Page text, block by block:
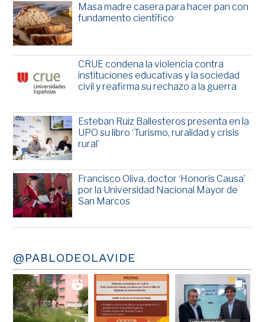
Masa madre casera para hacer pan con
fundamento científico
CRUE condena la violencia contra
instituciones educativas y la sociedad
civil y reafirma su rechazo a la guerra
Esteban Ruiz Ballesteros presenta en la
UPO su libro ‘Turismo, ruralidad y crisis
rural’
Francisco Oliva, doctor ‘Honoris Causa’
por la Universidad Nacional Mayor de
San Marcos
@PABLODEOLAVIDE